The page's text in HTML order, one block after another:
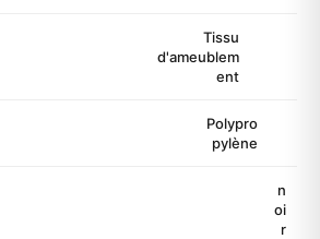
Tissu
d'ameublem
ent
Polypro
pylène
n
oi
r